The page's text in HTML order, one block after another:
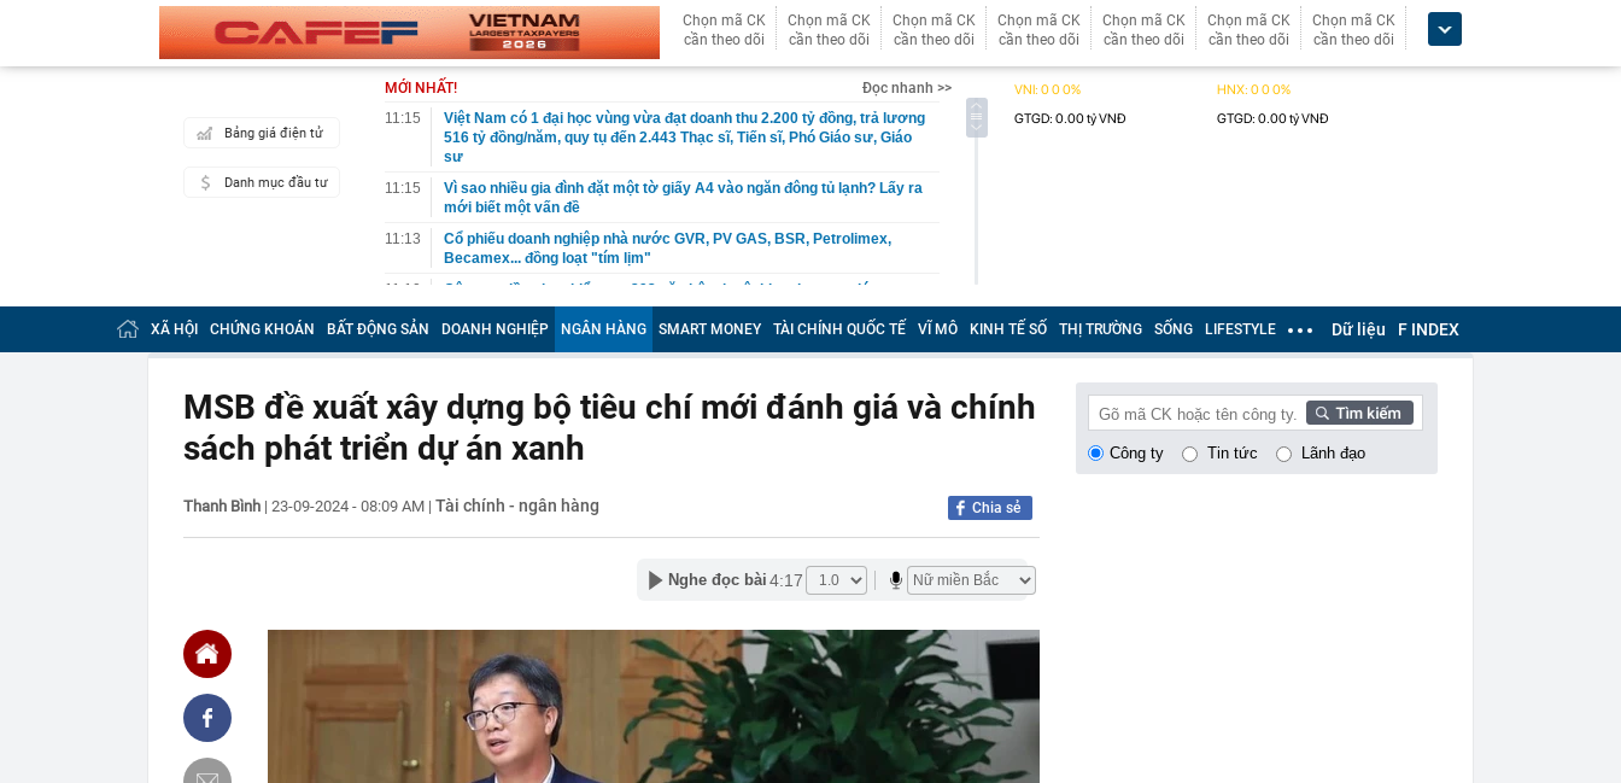
Chọn mã CK
cần theo dõi
Chọn mã CK
cần theo dõi
Chọn mã CK
cần theo dõi
Chọn mã CK
cần theo dõi
Chọn mã CK
cần theo dõi
Chọn mã CK
cần theo dõi
Chọn mã CK
cần theo dõi
Bảng giá điện tử
Danh mục đầu tư
MỚI NHẤT!
Đọc nhanh >>
11:15
Việt Nam có 1 đại học vùng vừa đạt doanh thu 2.200 tỷ đồng, trả lương
516 tỷ đồng/năm, quy tụ đến 2.443 Thạc sĩ, Tiến sĩ, Phó Giáo sư, Giáo
sư
11:15
Vì sao nhiều gia đình đặt một tờ giấy A4 vào ngăn đông tủ lạnh? Lấy ra
mới biết một vấn đề
11:13
Cổ phiếu doanh nghiệp nhà nước GVR, PV GAS, BSR, Petrolimex,
Becamex... đồng loạt "tím lịm"
11:10
Công an đồng loạt kiểm tra 293 căn hộ tại một khu chung cư lúc rạng
sáng
Cổ phiếu Vinamilk có 'biến'
định ra sao?
11:02
Hạ tầng AI nội địa và bài toán chủ quyền dữ liệu của doanh nghiệp Việt
11:00
Mỹ ghi nhận ca tử vong đầu tiên liên quan đến đợt dịch Cyclospora
km vẫn dùng động cơ, hộp số nguyên bản
Giá bạc leo lên cao nhất 2 tháng, hơn 40 tấn “về kho” một gã khổng lồ
chỉ trong một ngày
Cắt giảm, đơn giản hóa thủ tục hành chính, điều kiện kinh doanh trong
lĩnh vực nông nghiệp và môi trường
Ngày 12/8 sắp tới, Trái đất được chứng kiến nhật thực toàn phần: Chờ
đợi khoảnh khắc ngày hóa đêm kỳ vĩ và độc nhất
XÃ HỘI CHỨNG KHOÁN BẤT ĐỘNG SẢN DOANH NGHIỆP NGÂN HÀNG SMART MONEY TÀI CHÍNH QUỐC TẾ VĨ MÔ KINH TẾ SỐ THỊ TRƯỜNG SỐNG LIFESTYLE Dữ liệu F INDEX
MSB đề xuất xây dựng bộ tiêu chí mới đánh giá và chính
sách phát triển dự án xanh
Thanh Bình | 23-09-2024 - 08:09 AM | Tài chính - ngân hàng Chia sẻ
Nghe đọc bài 4:17
Công ty Tin tức Lãnh đạo